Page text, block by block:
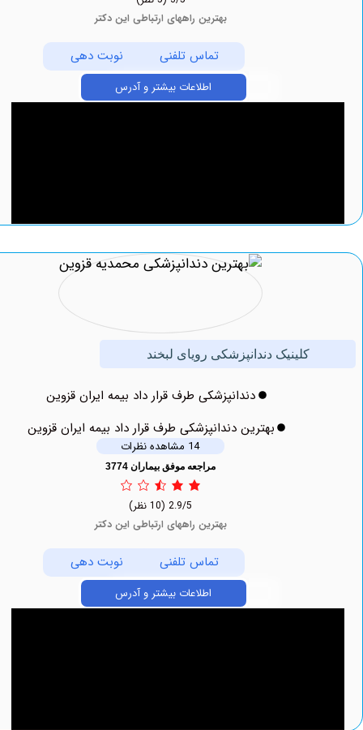
بهترین راههای ارتباطی این دکتر
تماس تلفنی نوبت دهی
اطلاعات بیشتر و آدرس
کلینیک دندانپزشکی رویای لبخند
دندانپزشکی طرف قرار داد بیمه ایران قزوین
بهترین دندانپزشکی طرف قرار داد بیمه ایران قزوین
مراجعه موفق بیماران 3774
بهترین راههای ارتباطی این دکتر
تماس تلفنی نوبت دهی
اطلاعات بیشتر و آدرس